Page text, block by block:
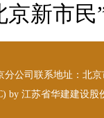
新市
分公司联系地址：北
by 江苏省华建建设